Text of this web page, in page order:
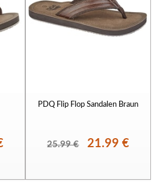
PDQ Flip Flop Sandalen Braun
25.99 € 21.99 €